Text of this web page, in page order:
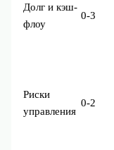
Долг и кэш-
флоу
0-3
Риски
управления
0-2